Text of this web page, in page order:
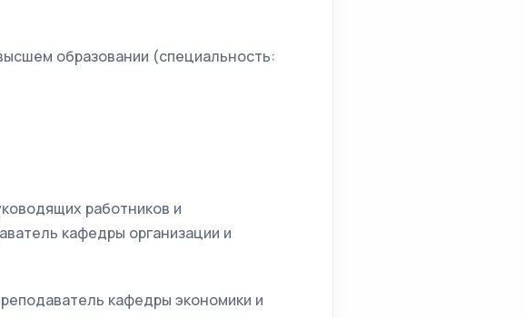
образовании (специальность:
работников и
кафедры организации и
кафедры экономики и